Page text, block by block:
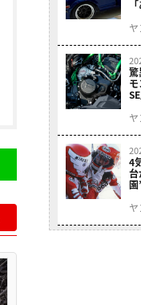
結
驚
4
台
園